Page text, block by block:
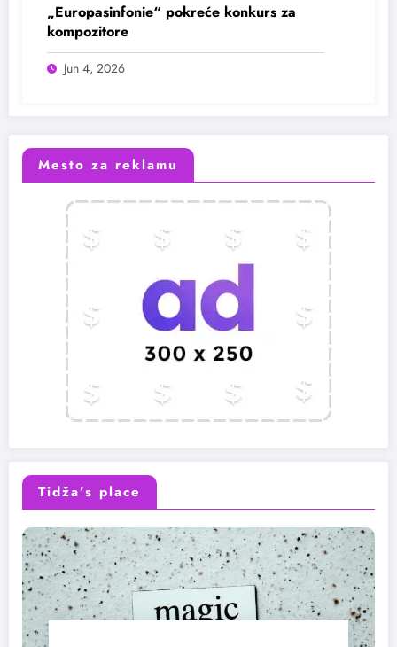
„Europasinfonie“ pokreće konkurs za
kompozitore
Jun 4, 2026
Mesto za reklamu
Tidža’s place